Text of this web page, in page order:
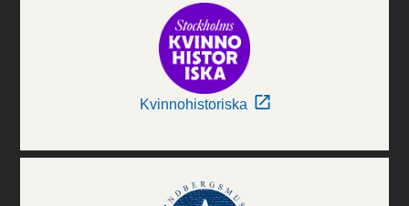
Kvinnohistoriska